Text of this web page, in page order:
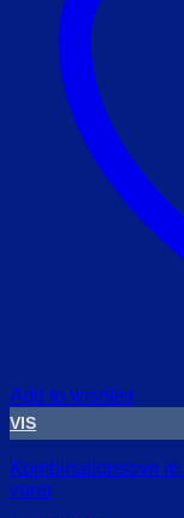
Add to wishlist
VIS
Kombinationsovn
varer